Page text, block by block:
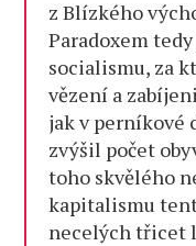
z Blízkého
Paradoxem
socialismu, za
vězení a
jak v perníkové
zvýšil počet
toho skvělého
kapitalismu
necelých třicet